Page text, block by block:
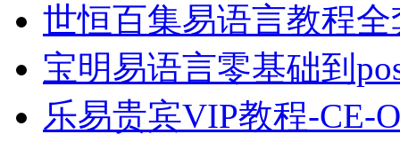
世恒百集易语言教程
宝明易语言零基础到
乐易贵宾VIP教程-CE-